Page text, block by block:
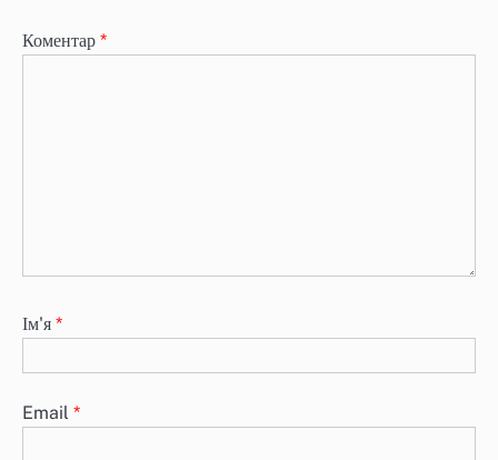
Коментар *
Ім'я *
Email *